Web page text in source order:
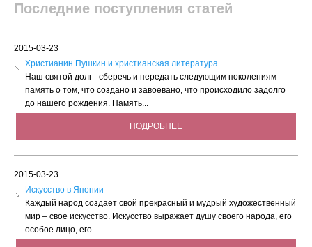
Последние поступления статей
2015-03-23
Христианин Пушкин и христианская литература
Наш святой долг - сберечь и передать следующим поколениям
память о том, что создано и завоевано, что происходило задолго
до нашего рождения. Память...
ПОДРОБНЕЕ
2015-03-23
Искусство в Японии
Каждый народ создает свой прекрасный и мудрый художественный
мир – свое искусство. Искусство выражает душу своего народа, его
особое лицо, его...